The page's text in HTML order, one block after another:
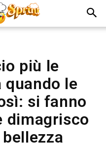
più le
quando le
si fanno
dimagrisco